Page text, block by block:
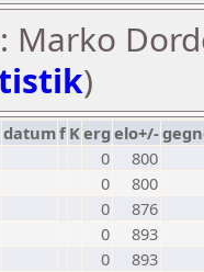
Marko
)
datumf Kerg elo+/-
0
800
0
800
0
876
0
893
0
893